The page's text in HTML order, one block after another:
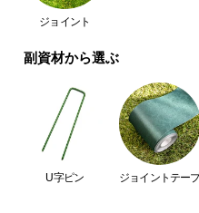
小
型
商
に
耐用年数
劣化を防ぐUVカット加
ジョイント
副資材から選ぶ
U字ピン ジョイントテー